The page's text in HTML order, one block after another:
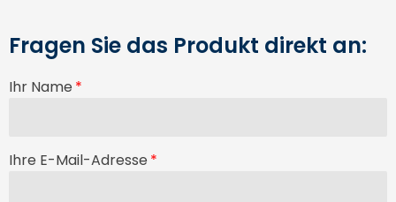
Fragen Sie das Produkt direkt an:
Ihr Name
Ihre E-Mail-Adresse